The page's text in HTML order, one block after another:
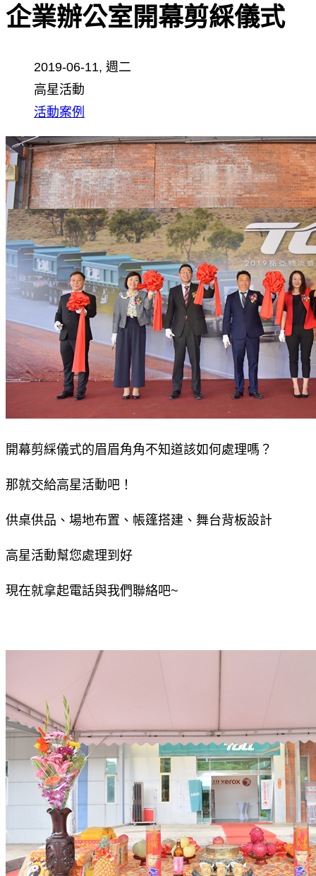
企業辦公室開幕剪綵儀式
2019-06-11, 週二
高星活動
活動案例
開幕剪綵儀式的眉眉角角不知道該如何處理嗎？
那就交給高星活動吧！
供桌供品、場地布置、帳篷搭建、舞台背板設計
高星活動幫您處理到好
現在就拿起電話與我們聯絡吧~